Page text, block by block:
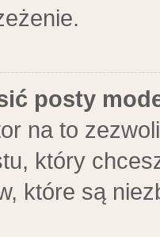
posty
na to
który
które są